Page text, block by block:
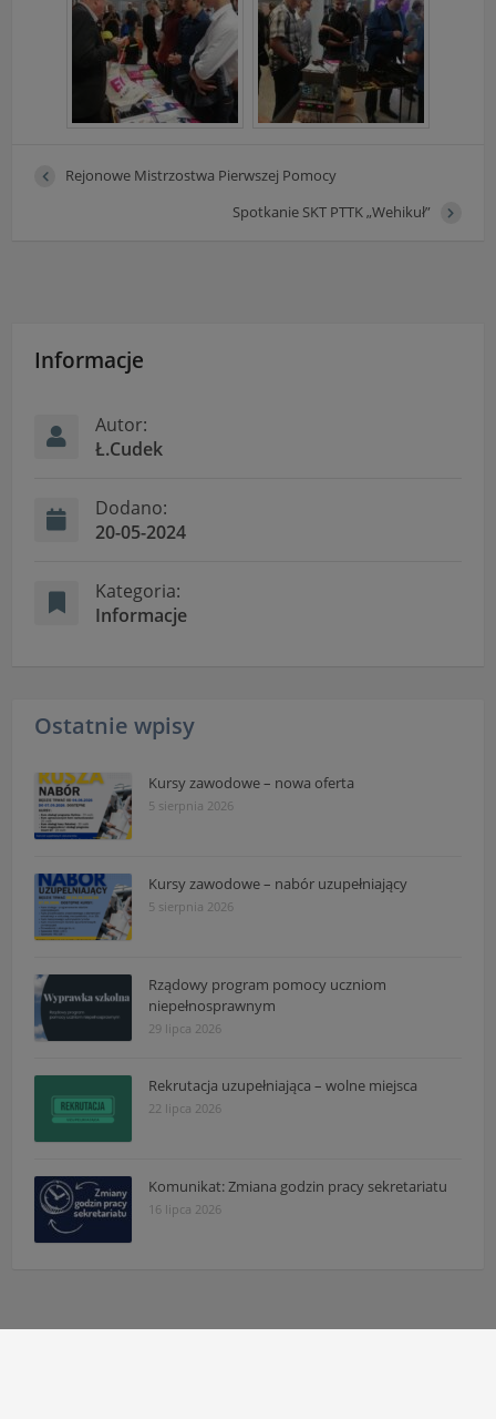
Rejonowe Mistrzostwa Pierwszej Pomocy
Spotkanie SKT PTTK „Wehikuł”
Informacje
Autor:
Ł.Cudek
Dodano:
20-05-2024
Kategoria:
Informacje
Ostatnie wpisy
Kursy zawodowe – nowa oferta
5 sierpnia 2026
Kursy zawodowe – nabór uzupełniający
5 sierpnia 2026
Rządowy program pomocy uczniom
niepełnosprawnym
29 lipca 2026
Rekrutacja uzupełniająca – wolne miejsca
22 lipca 2026
Komunikat: Zmiana godzin pracy sekretariatu
16 lipca 2026